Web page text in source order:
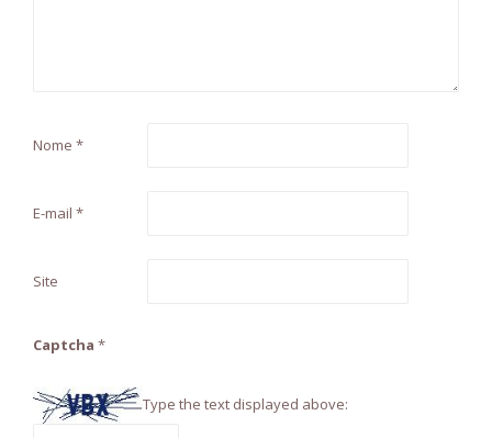
Nome *
E-mail *
Site
Captcha *
Type the text displayed above: